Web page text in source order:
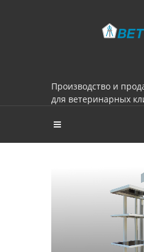
Производство и
для ветеринарных